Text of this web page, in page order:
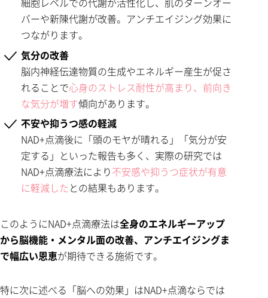
バーや新陳代謝が改善。アンチエイジング効果に
つながります。
気分の改善
脳内神経伝達物質の生成やエネルギー産生が促さ
れることで心身のストレス耐性が高まり、前向き
な気分が増す傾向があります。
不安や抑うつ感の軽減
NAD+点滴後に「頭のモヤが晴れる」「気分が安
定する」といった報告も多く、実際の研究では
NAD+点滴療法により不安感や抑うつ症状が有意
に軽減したとの結果もあります。
このようにNAD+点滴療法は全身のエネルギーアップ
から脳機能・メンタル面の改善、アンチエイジングま
で幅広い恩恵が期待できる施術です。
特に次に述べる「脳への効果」はNAD+点滴ならでは